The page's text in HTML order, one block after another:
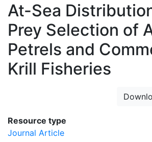
At-Sea
Prey Selection of
Petrels and
Krill Fisheries
Resource type
Journal Article